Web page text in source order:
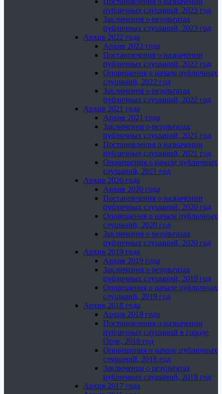
публичных слушаний, 2023 год
Заключения о результатах
публичных слушаний, 2023 год
Архив 2022 года
Архив 2022 года
Постановления о назначении
публичных слушаний, 2022 год
Оповещения о начале публичных
слушаний, 2022 год
Заключения о результатах
публичных слушаний, 2022 год
Архив 2021 года
Архив 2021 года
Заключения о результатах
публичных слушаний, 2021 год
Постановления о назначении
публичных слушаний, 2021 год
Оповещения о начале публичных
слушаний, 2021 год
Архив 2020 года
Архив 2020 года
Постановления о назначении
публичных слушаний, 2020 год
Оповещения о начале публичных
слушаний, 2020 год
Заключения о результатах
публичных слушаний, 2020 год
Архив 2019 года
Архив 2019 года
Заключения о результатах
публичных слушаний, 2019 год
Оповещения о начале публичных
слушаний, 2019 год
Архив 2018 года
Архив 2018 года
Постановления о назначении
публичных слушаний в городе
Орле, 2018 год
Оповещения о начале публичных
слушаний, 2018 год
Заключения о результатах
публичных слушаний, 2018 год
Архив 2017 года